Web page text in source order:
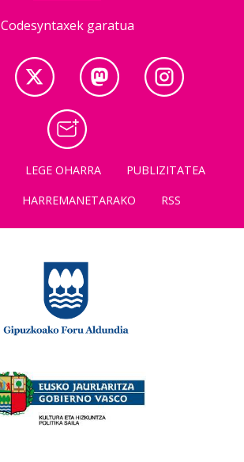
Codesyntaxek garatua
LEGE OHARRA
PUBLIZITATEA
HARREMANETARAKO RSS